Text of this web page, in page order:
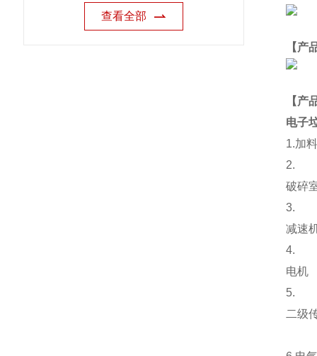
查看全部
【产
【产
电子
1.加
2.
破碎
3.
减速
4.
电机
5.
二级